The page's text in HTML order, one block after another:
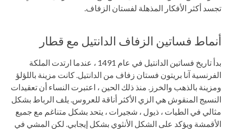
تجسد أكثر الأفكار المذهلة لفستان الزفاف.
أنماط فساتين الزفاف الدانتيل مع قطار
بدأ تاريخ فساتين الدانتيل في عام 1491 ، عندما ارتدت الملكة
الفرنسية آنا بريتون فستان زفاف من الدانتيل. كانت مزينة باللؤلؤ
ومزينة بالذهب والخرز. منذ ذلك الحين ، اعتبرت النساء أن تعقيدات
النسيج المنقوش هي الزي الأكثر أناقة للعروس. يلف الرباط بشكل
مثالي في الطيات ، ذيول ، شجيرات ، يتحد بشكل متناغم مع جميع
الأقمشة ويؤكد على الشكل الأنثوي بشكل إيجابي. لكن المشي في